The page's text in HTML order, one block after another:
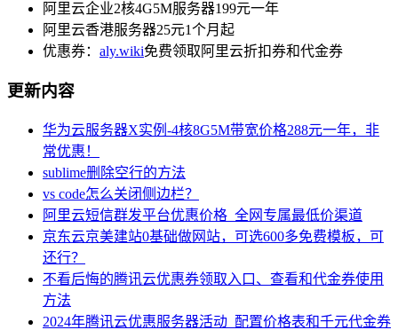
阿里云企业2核4G5M服务器199元一年
阿里云香港服务器25元1个月起
优惠券： aly.wiki免费领取阿里云折扣券和代金券
更新内容
华为云服务器X实例-4核8G5M带宽价格288元一年，非
常优惠！
sublime删除空行的方法
vs code怎么关闭侧边栏？
阿里云短信群发平台优惠价格_全网专属最低价渠道
京东云京美建站0基础做网站，可选600多免费模板，可
还行？
不看后悔的腾讯云优惠券领取入口、查看和代金券使用
方法
2024年腾讯云优惠服务器活动_配置价格表和千元代金券